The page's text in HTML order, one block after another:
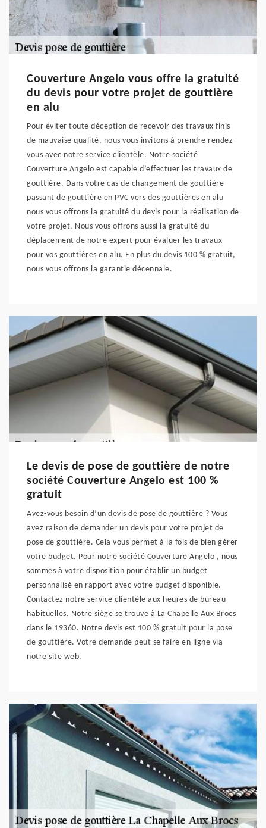
Couverture Angelo vous offre la gratuité
du devis pour votre projet de gouttière
en alu
Pour éviter toute déception de recevoir des travaux finis
de mauvaise qualité, nous vous invitons à prendre rendez-
vous avec notre service clientèle. Notre société
Couverture Angelo est capable d’effectuer les travaux de
gouttière. Dans votre cas de changement de gouttière
passant de gouttière en PVC vers des gouttières en alu
nous vous offrons la gratuité du devis pour la réalisation de
votre projet. Nous vous offrons aussi la gratuité du
déplacement de notre expert pour évaluer les travaux
pour vos gouttières en alu. En plus du devis 100 % gratuit,
nous vous offrons la garantie décennale.
Le devis de pose de gouttière de notre
société Couverture Angelo est 100 %
gratuit
Avez-vous besoin d’un devis de pose de gouttière ? Vous
avez raison de demander un devis pour votre projet de
pose de gouttière. Cela vous permet à la fois de bien gérer
votre budget. Pour notre société Couverture Angelo , nous
sommes à votre disposition pour établir un budget
personnalisé en rapport avec votre budget disponible.
Contactez notre service clientèle aux heures de bureau
habituelles. Notre siège se trouve à La Chapelle Aux Brocs
dans le 19360. Notre devis est 100 % gratuit pour la pose
de gouttière. Votre demande peut se faire en ligne via
notre site web.